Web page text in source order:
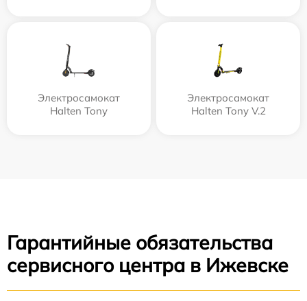
Электросамокат
Halten Tony
Электросамокат
Halten Tony V.2
Гарантийные обязательства
сервисного центра в Ижевске